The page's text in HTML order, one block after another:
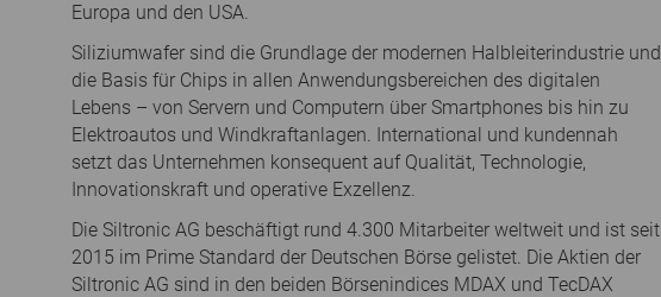
Europa und den USA.
Siliziumwafer sind die Grundlage der modernen Halbleiterindustrie und
die Basis für Chips in allen Anwendungsbereichen des digitalen
Lebens – von Servern und Computern über Smartphones bis hin zu
Elektroautos und Windkraftanlagen. International und kundennah
setzt das Unternehmen konsequent auf Qualität, Technologie,
Innovationskraft und operative Exzellenz.
Die Siltronic AG beschäftigt rund 4.300 Mitarbeiter weltweit und ist seit
2015 im Prime Standard der Deutschen Börse gelistet. Die Aktien der
Siltronic AG sind in den beiden Börsenindices MDAX und TecDAX